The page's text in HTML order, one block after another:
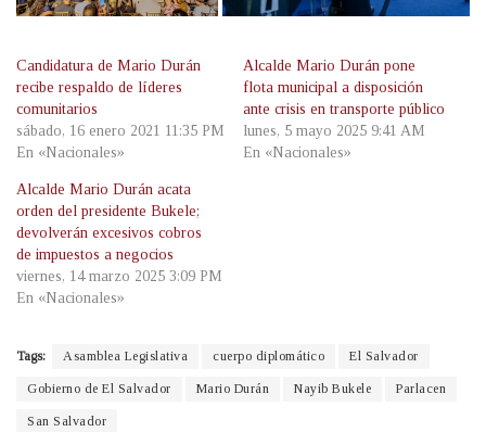
Candidatura de Mario Durán
recibe respaldo de líderes
comunitarios
sábado, 16 enero 2021 11:35 PM
En «Nacionales»
Alcalde Mario Durán pone
flota municipal a disposición
ante crisis en transporte público
lunes, 5 mayo 2025 9:41 AM
En «Nacionales»
Alcalde Mario Durán acata
orden del presidente Bukele;
devolverán excesivos cobros
de impuestos a negocios
viernes, 14 marzo 2025 3:09 PM
En «Nacionales»
Tags: Asamblea Legislativa cuerpo diplomático El Salvador
Gobierno de El Salvador Mario Durán Nayib Bukele Parlacen
San Salvador